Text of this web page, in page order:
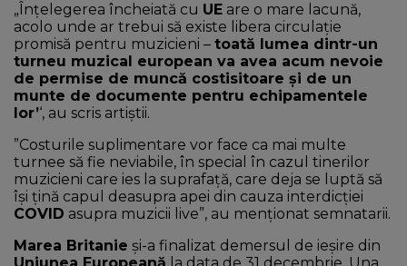
„Înţelegerea încheiată cu UE are o mare lacună,
acolo unde ar trebui să existe libera circulaţie
promisă pentru muzicieni – toată lumea dintr-un
turneu muzical european va avea acum nevoie
de permise de muncă costisitoare şi de un
munte de documente pentru echipamentele
lor’‘, au scris artiştii.
”Costurile suplimentare vor face ca mai multe
turnee să fie neviabile, în special în cazul tinerilor
muzicieni care ies la suprafaţă, care deja se luptă să
îşi ţină capul deasupra apei din cauza interdicţiei
COVID asupra muzicii live”, au menţionat semnatarii.
Marea Britanie şi-a finalizat demersul de ieşire din